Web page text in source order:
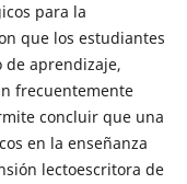
para la
que los estudiantes
aprendizaje,
frecuentemente
concluir que una
en la enseñanza
lectoescritora de